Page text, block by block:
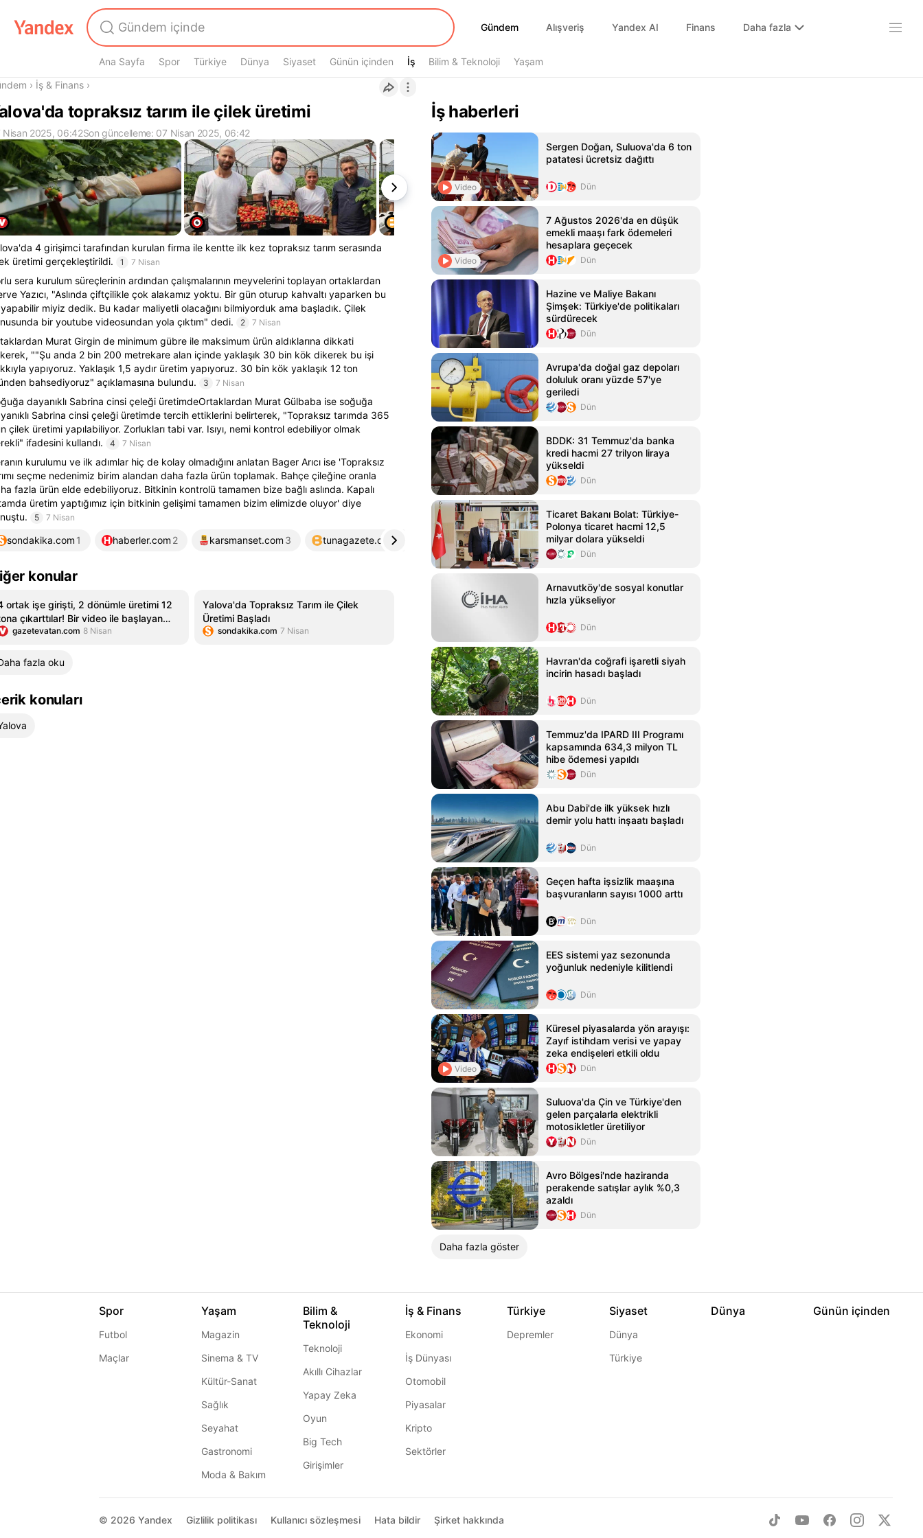
Gündem
Gündem Alışveriş Yandex AI Finans Daha fazla
Ana Sayfa Spor Türkiye Dünya Siyaset Günün içinden İş
İş Bilim & Teknoloji Yaşam
› İş & Finans ›
topraksız tarım ile çilek üretimi
Nisan 2025, 06:42Son güncelleme: 07 Nisan 2025, 06:42
4 girişimci tarafından kurulan firma ile kentte ilk kez topraksız tarım serasında
üretimi gerçekleştirildi.
1 7 Nisan
sera kurulum süreçlerinin ardından çalışmalarının meyvelerini toplayan ortaklardan
Yazıcı, "Aslında çiftçilikle çok alakamız yoktu. Bir gün oturup kahvaltı yaparken bu
miyiz dedik. Bu kadar maliyetli olacağını bilmiyorduk ama başladık. Çilek
bir youtube videosundan yola çıktım" dedi.
2 7 Nisan
Murat Girgin de minimum gübre ile maksimum ürün aldıklarına dikkati
""Şu anda 2 bin 200 metrekare alan içinde yaklaşık 30 bin kök dikerek bu işi
yapıyoruz. Yaklaşık 1,5 aydır üretim yapıyoruz. 30 bin kök yaklaşık 12 ton
bahsediyoruz" açıklamasına bulundu.
3 7 Nisan
dayanıklı Sabrina cinsi çeleği üretimdeOrtaklardan Murat Gülbaba ise soğuğa
Sabrina cinsi çeleği üretimde tercih ettiklerini belirterek, "Topraksız tarımda 365
çilek üretimi yapılabiliyor. Zorlukları tabi var. Isıyı, nemi kontrol edebiliyor olmak
ifadesini kullandı.
4 7 Nisan
kurulumu ve ilk adımlar hiç de kolay olmadığını anlatan Bager Arıcı ise 'Topraksız
seçme nedenimiz birim alandan daha fazla ürün toplamak. Bahçe çileğine oranla
fazla ürün elde edebiliyoruz. Bitkinin kontrolü tamamen bize bağlı aslında. Kapalı
üretim yaptığımız için bitkinin gelişimi tamamen bizim elimizde oluyor' diye
5 7 Nisan
sondakika.com 1 haberler.com 2 karsmanset.com 3 tunagazete.com sondakika.com5
konular
ortak işe girişti, 2 dönümle üretimi 12
çıkarttılar! Bir video ile başlayan
365 gün kazanca dönüştü
gazetevatan.com 8 Nisan
Yalova'da Topraksız Tarım ile Çilek
Üretimi Başladı
sondakika.com 7 Nisan
fazla oku
konuları
İş haberleri
Video
Sergen Doğan, Suluova'da 6 ton
patatesi ücretsiz dağıttı
Dün
Video
7 Ağustos 2026'da en düşük
emekli maaşı fark ödemeleri
hesaplara geçecek
Dün
Hazine ve Maliye Bakanı
Şimşek: Türkiye'de politikaları
sürdürecek
Dün
Avrupa'da doğal gaz depoları
doluluk oranı yüzde 57'ye
geriledi
Dün
BDDK: 31 Temmuz'da banka
kredi hacmi 27 trilyon liraya
yükseldi
Dün
Ticaret Bakanı Bolat: Türkiye-
Polonya ticaret hacmi 12,5
milyar dolara yükseldi
Dün
Arnavutköy'de sosyal konutlar
hızla yükseliyor
Dün
Havran'da coğrafi işaretli siyah
incirin hasadı başladı
Dün
Temmuz'da IPARD III Programı
kapsamında 634,3 milyon TL
hibe ödemesi yapıldı
Dün
Abu Dabi'de ilk yüksek hızlı
demir yolu hattı inşaatı başladı
Dün
Geçen hafta işsizlik maaşına
başvuranların sayısı 1000 arttı
Dün
EES sistemi yaz sezonunda
yoğunluk nedeniyle kilitlendi
Dün
Video
Küresel piyasalarda yön arayışı:
Zayıf istihdam verisi ve yapay
zeka endişeleri etkili oldu
Dün
Suluova'da Çin ve Türkiye'den
gelen parçalarla elektrikli
motosikletler üretiliyor
Dün
Avro Bölgesi'nde haziranda
perakende satışlar aylık %0,3
azaldı
Dün
Daha fazla göster
Spor
Futbol
Maçlar
Yaşam
Magazin
Sinema & TV
Kültür-Sanat
Sağlık
Seyahat
Gastronomi
Moda & Bakım
Bilim &
Teknoloji
Teknoloji
Akıllı Cihazlar
Yapay Zeka
Oyun
Big Tech
Girişimler
İş & Finans
Ekonomi
İş Dünyası
Otomobil
Piyasalar
Kripto
Sektörler
Türkiye
Depremler
Siyaset
Dünya
Türkiye
Dünya Günün içinden
© 2026 Yandex Gizlilik politikası Kullanıcı sözleşmesi Hata bildir Şirket hakkında